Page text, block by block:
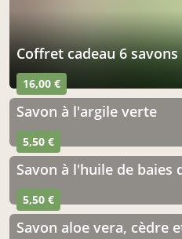
coffret cadeau 6
16,00 €
savon à l'argile verte
5,50 €
savon à l'huile de
5,50 €
savon aloe vera, cèdre